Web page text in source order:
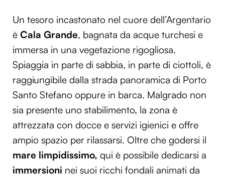
Un tesoro incastonato nel cuore dell’Argentario
è Cala Grande, bagnata da acque turchesi e
immersa in una vegetazione rigogliosa.
Spiaggia in parte di sabbia, in parte di ciottoli, è
raggiungibile dalla strada panoramica di Porto
Santo Stefano oppure in barca. Malgrado non
sia presente uno stabilimento, la zona è
attrezzata con docce e servizi igienici e offre
ampio spazio per rilassarsi. Oltre che godersi il
mare limpidissimo, qui è possibile dedicarsi a
immersioni nei suoi ricchi fondali animati da